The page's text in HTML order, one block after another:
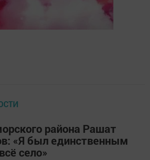
района Рашат
«Я был единственным
село»